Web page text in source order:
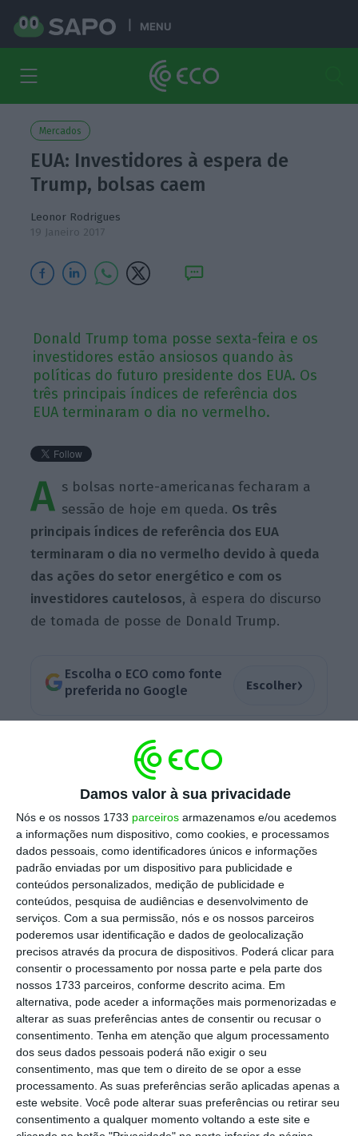
Damos valor à sua privacidade
Nós e os nossos 1733 parceiros armazenamos e/ou acedemos
a informações num dispositivo, como cookies, e processamos
dados pessoais, como identificadores únicos e informações
padrão enviadas por um dispositivo para publicidade e
conteúdos personalizados, medição de publicidade e
conteúdos, pesquisa de audiências e desenvolvimento de
serviços. Com a sua permissão, nós e os nossos parceiros
poderemos usar identificação e dados de geolocalização
precisos através da procura de dispositivos. Poderá clicar para
consentir o processamento por nossa parte e pela parte dos
nossos 1733 parceiros, conforme descrito acima. Em
alternativa, pode aceder a informações mais pormenorizadas e
alterar as suas preferências antes de consentir ou recusar o
consentimento. Tenha em atenção que algum processamento
dos seus dados pessoais poderá não exigir o seu
consentimento, mas que tem o direito de se opor a esse
processamento. As suas preferências serão aplicadas apenas a
este website. Você pode alterar suas preferências ou retirar seu
consentimento a qualquer momento voltando a este site e
MENU
Mercados
EUA: Investidores à espera de
Trump, bolsas caem
Leonor Rodrigues
19 Janeiro 2017
Donald Trump toma posse sexta-feira e os
investidores estão ansiosos quando às
políticas do futuro presidente dos EUA. Os
três principais índices de referência dos
EUA terminaram o dia no vermelho.
A s bolsas norte-americanas fecharam a
sessão de hoje em queda. Os três
principais índices de referência dos EUA
terminaram o dia no vermelho devido à queda
das ações do setor energético e com os
investidores cautelosos, à espera do discurso
de tomada de posse de Donald Trump.
Escolha o ECO como fonte
preferida no Google
Escolher›
O S&P 500 acabou a sessão a desvalorizar
0,36% para os 2.263,69 pontos.
eleito da maior economia do mundo toma
investidores estão nervosos quanto às
políticas que Trump vai seguir assim que se
instalar na Casa Branca.
“As pessoas estão um pouco nervosas”,
afirmou Peter Tuz da Chase Investment
Counsel à Reuters, e acrescentou: “Não estou
surpreendido com a queda dos mercados”.
Também o Dow Jones fechou a sessão pela
quinta vez consecutiva em queda, a perder
0,36% para os 19.733,36 pontos,enquanto o
Nasdaq terminou a desvalorizar 0,28% para os